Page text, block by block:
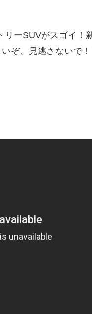
リーSUVがスゴイ！
ぞ、見逃さないで！